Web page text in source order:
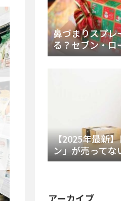
鼻づまりスプレ
る？セブン・ロ
販売時間と主要
【2025年最新
ン」が売ってな
真相とレアチー
アーカイブ